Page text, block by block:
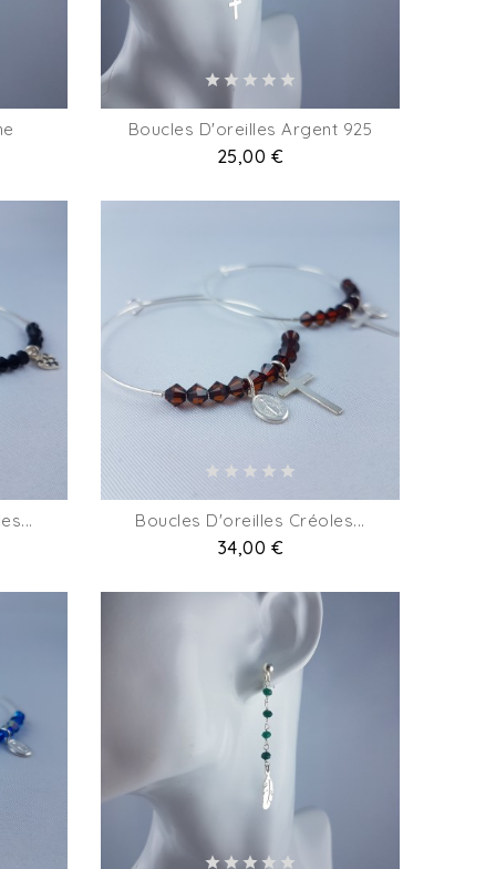
Boucles D'oreilles Argent 925
Prix
25,00 €
Boucles D'oreilles Créoles...
Prix
34,00 €